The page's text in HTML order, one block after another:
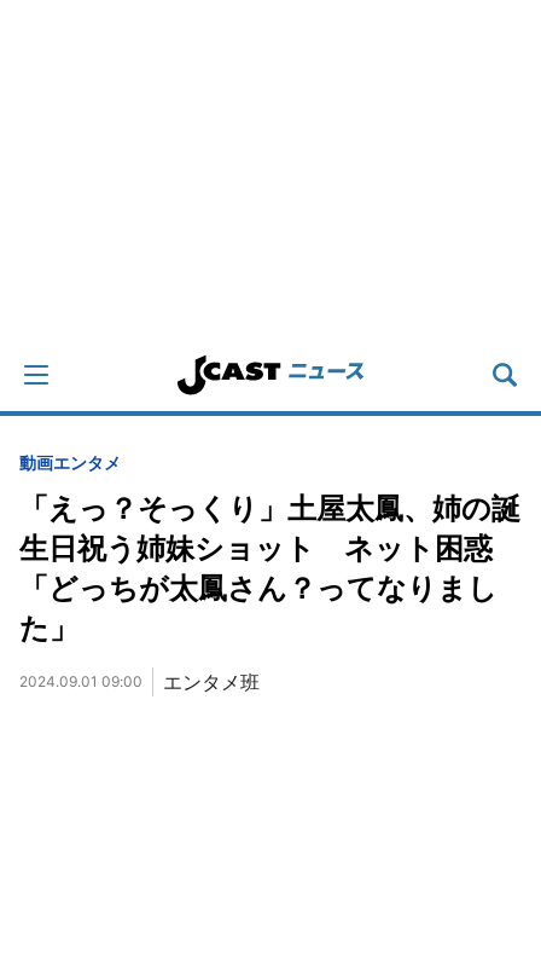
動画エンタメ
「えっ？そっくり」土屋太鳳、姉の誕
生日祝う姉妹ショット ネット困惑
「どっちが太鳳さん？ってなりまし
た」
2024.09.01 09:00 エンタメ班